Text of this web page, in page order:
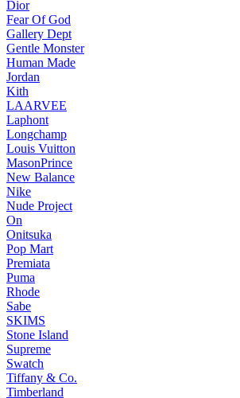
Dior
Fear Of God
Gallery Dept
Gentle Monster
Human Made
Jordan
Kith
LAARVEE
Laphont
Longchamp
Louis Vuitton
MasonPrince
New Balance
Nike
Nude Project
On
Onitsuka
Pop Mart
Premiata
Puma
Rhode
Sabe
SKIMS
Stone Island
Supreme
Swatch
Tiffany & Co.
Timberland